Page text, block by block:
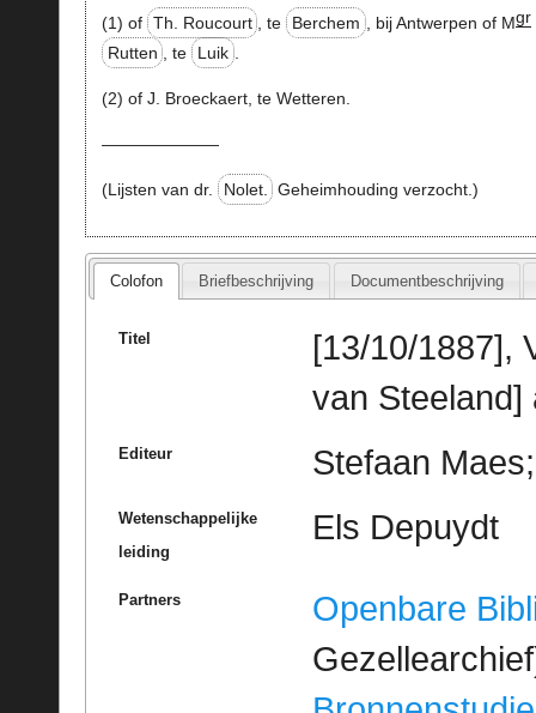
(1) of Th. Roucourt , te Berchem , bij Antwerpen of Mgr
Rutten , te Luik .
(2) of J. Broeckaert, te Wetteren.
———————
(Lijsten van dr. Nolet. Geheimhouding verzocht.)
Colofon Briefbeschrijving Documentbeschrijving
Titel
[13/10/1887],
van Steeland]
Editeur Stefaan
Wetenschappelijke
leiding
Els Depuydt
Partners
Openbare